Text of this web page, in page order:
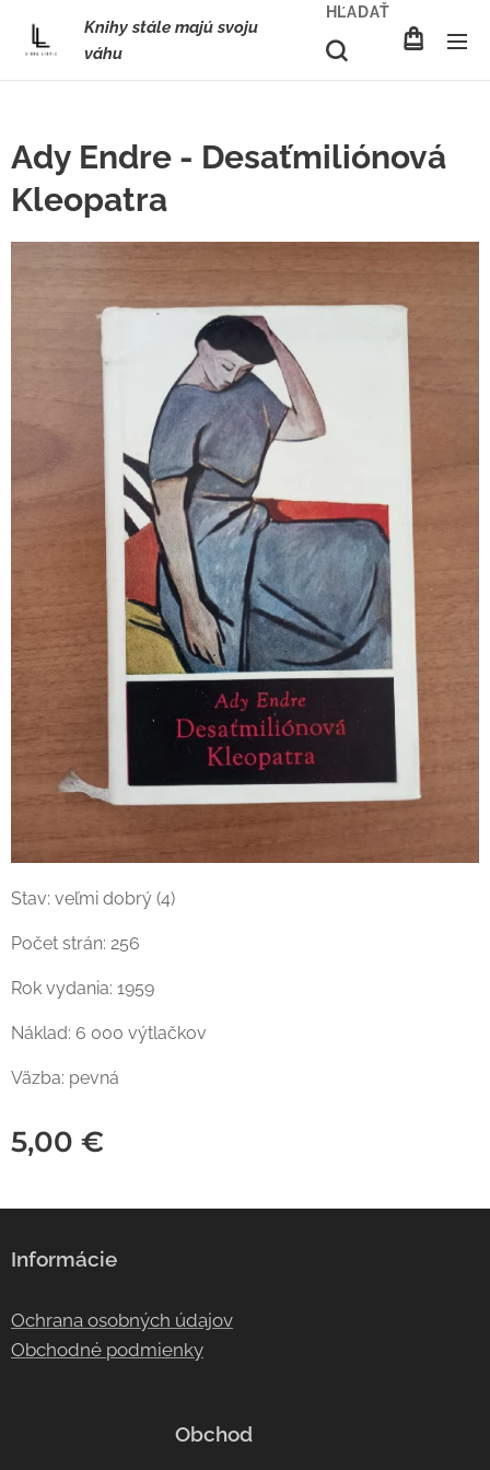
Knihy stále majú svoju
váhu
HĽADAŤ
Ady Endre - Desaťmiliónová
Kleopatra
Stav: veľmi dobrý (4)
Počet strán: 256
Rok vydania: 1959
Náklad: 6 000 výtlačkov
Väzba: pevná
5,00 €
Informácie
Ochrana osobných údajov
Obchodné podmienky
Obchod